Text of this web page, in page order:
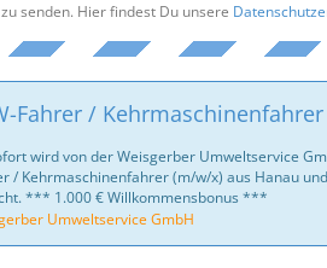
senden. Hier findest Du unsere
Fahrer /
wird von der Weisgerber Umweltservice
/ Kehrmaschinenfahrer (m/w/x) aus Hanau
*** 1.000 € Willkommensbonus ***
Umweltservice GmbH